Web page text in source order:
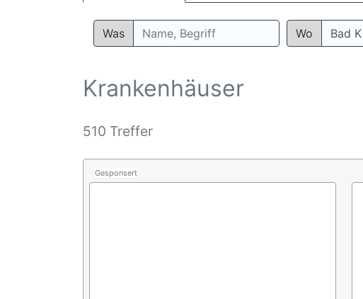
Was Wo
Krankenhäuser
510 Treffer
Gesponsert